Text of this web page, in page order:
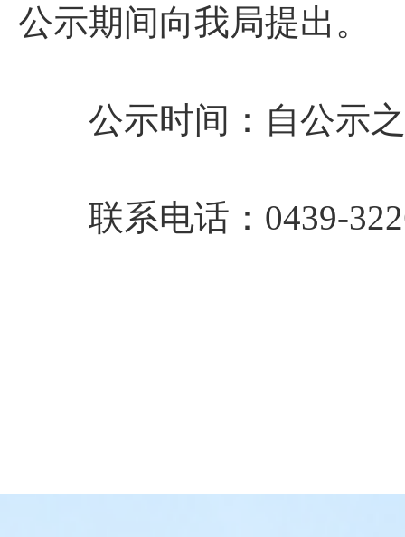
公示期间向我局提出。
公示时间：自公示之
联系电话：0439-